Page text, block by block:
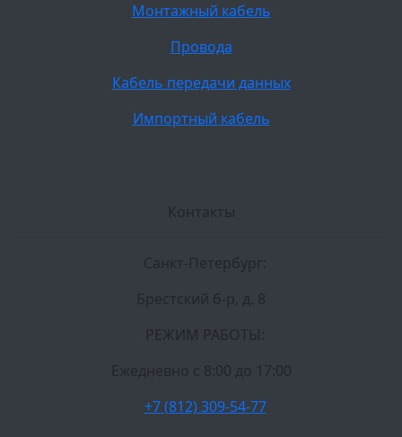
Монтажный кабель
Провода
Кабель передачи данных
Импортный кабель
Контакты
Санкт-Петербург:
Брестский б-р, д. 8
РЕЖИМ РАБОТЫ:
Ежедневно c 8:00 до 17:00
+7 (812) 309-54-77